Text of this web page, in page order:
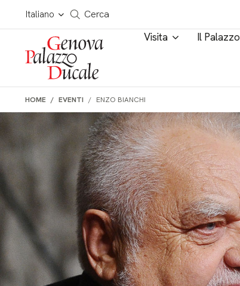
Salta al contenuto
Italiano
Cerca in tutto il sito
Cerca
Visita Il Palazzo
HOME EVENTI ENZO BIANCHI